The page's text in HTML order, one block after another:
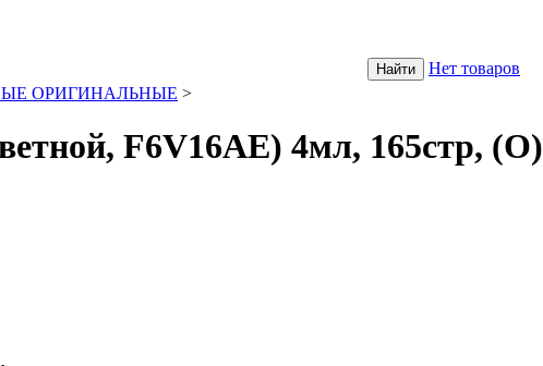
Нет товаров
ОРИГИНАЛЬНЫЕ >
F6V16AE) 4мл, 165стр, (О)